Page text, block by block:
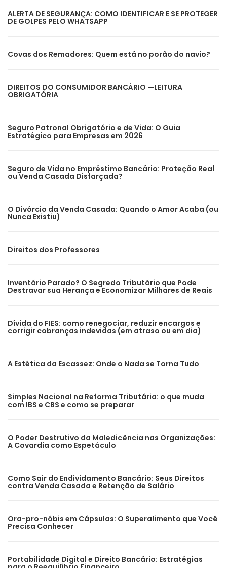
ALERTA DE SEGURANÇA: COMO IDENTIFICAR E SE PROTEGER
DE GOLPES PELO WHATSAPP
Covas dos Remadores: Quem está no porão do navio?
DIREITOS DO CONSUMIDOR BANCÁRIO —LEITURA
OBRIGATÓRIA
Seguro Patronal Obrigatório e de Vida: O Guia
Estratégico para Empresas em 2026
Seguro de Vida no Empréstimo Bancário: Proteção Real
ou Venda Casada Disfarçada?
O Divórcio da Venda Casada: Quando o Amor Acaba (ou
Nunca Existiu)
Direitos dos Professores
Inventário Parado? O Segredo Tributário que Pode
Destravar sua Herança e Economizar Milhares de Reais
Dívida do FIES: como renegociar, reduzir encargos e
corrigir cobranças indevidas (em atraso ou em dia)
A Estética da Escassez: Onde o Nada se Torna Tudo
Simples Nacional na Reforma Tributária: o que muda
com IBS e CBS e como se preparar
O Poder Destrutivo da Maledicência nas Organizações:
A Covardia como Espetáculo
Como Sair do Endividamento Bancário: Seus Direitos
contra Venda Casada e Retenção de Salário
Ora-pro-nóbis em Cápsulas: O Superalimento que Você
Precisa Conhecer
Portabilidade Digital e Direito Bancário: Estratégias